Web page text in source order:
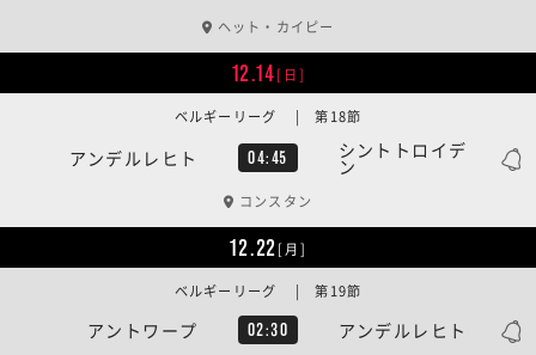
ヘット・カイピー
12.14[日]
アンデルレヒト 04:45 シントトロイデ
ン
ベルギーリーグ | 第18節
コンスタン
12.22[月]
アントワープ 02:30 アンデルレヒト
ベルギーリーグ | 第19節